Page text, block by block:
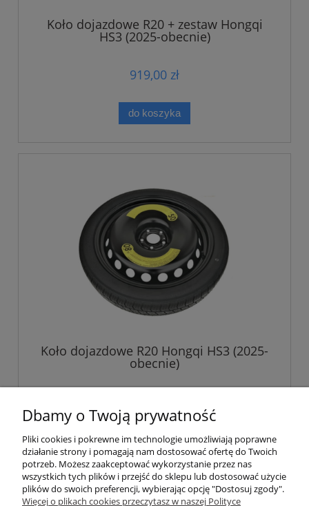
Koło dojazdowe R20 + zestaw Hongqi
HS3 (2025-obecnie)
919,00 zł
do koszyka
Koło dojazdowe R20 Hongqi HS3 (2025-
obecnie)
do koszyka
Pomoc
Dbamy o Twoją prywatność
Pliki cookies i pokrewne im technologie umożliwiają poprawne
działanie strony i pomagają nam dostosować ofertę do Twoich
potrzeb. Możesz zaakceptować wykorzystanie przez nas
wszystkich tych plików i przejść do sklepu lub dostosować użycie
plików do swoich preferencji, wybierając opcję "Dostosuj zgody".
Więcej o plikach cookies przeczytasz w naszej Polityce